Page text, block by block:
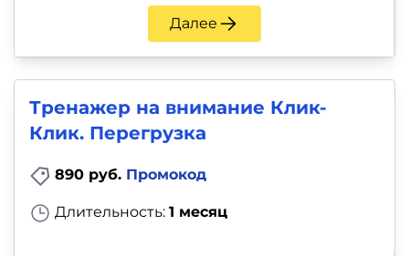
Далее
Тренажер на внимание Клик-
Клик. Перегрузка
890 руб. Промокод
Длительность: 1 месяц
на
профориентацию